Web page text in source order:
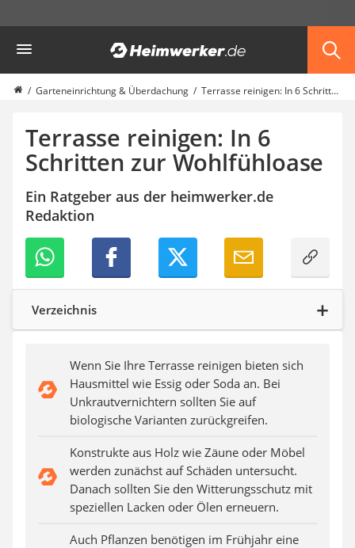
Garten
Akku-Laubsauger
Faltpavillon
Solar-Lichterkette außen
Teleskopleiter
Pavillon
Sichtschutzstreifen
Akku-Laubbläser
Akku-Vertikutierer
Koifutter
Kassettenmarkise
Bosch-Heckenschere
Stihl-Laubbläser
Auffahrrampe
Garteneinrichtung & Überdachung Terrasse reinigen: In 6 Schritten zur Wohlfühloase
Terrasse reinigen: In 6
Schritten zur Wohlfühloase
Ein Ratgeber aus der heimwerker.de
Redaktion
Verzeichnis
Wenn Sie Ihre Terrasse reinigen bieten sich
Hausmittel wie Essig oder Soda an. Bei
Unkrautvernichtern sollten Sie auf
biologische Varianten zurückgreifen.
Konstrukte aus Holz wie Zäune oder Möbel
werden zunächst auf Schäden untersucht.
Danach sollten Sie den Witterungsschutz mit
speziellen Lacken oder Ölen erneuern.
Auch Pflanzen benötigen im Frühjahr eine